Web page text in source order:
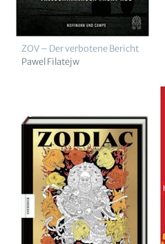
ZOV – Der verbotene Bericht
Pawel Filatejw